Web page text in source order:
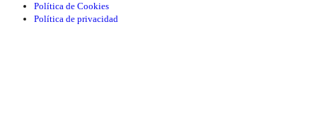
Política de Cookies
Política de privacidad